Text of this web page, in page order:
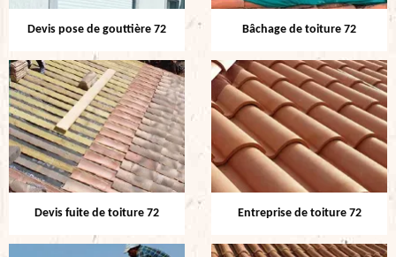
Devis pose de gouttière 72 Bâchage de toiture 72
Devis fuite de toiture 72 Entreprise de toiture 72